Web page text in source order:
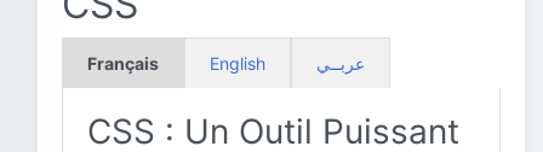
Français English عربــي
CSS : Un Outil Puissant